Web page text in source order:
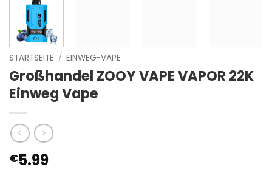
STARTSEITE / EINWEG-VAPE
Großhandel ZOOY VAPE VAPOR 22K
Einweg Vape
€5.99